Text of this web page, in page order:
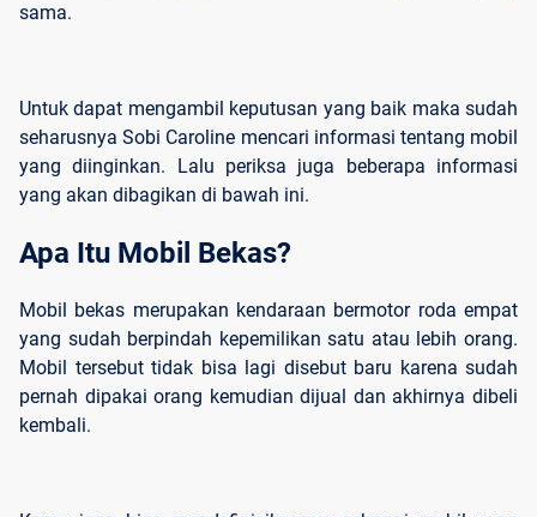
sama.
Untuk dapat mengambil keputusan yang baik maka sudah
seharusnya Sobi Caroline mencari informasi tentang mobil
yang diinginkan. Lalu periksa juga beberapa informasi
yang akan dibagikan di bawah ini.
Apa Itu Mobil Bekas?
Mobil bekas merupakan kendaraan bermotor roda empat
yang sudah berpindah kepemilikan satu atau lebih orang.
Mobil tersebut tidak bisa lagi disebut baru karena sudah
pernah dipakai orang kemudian dijual dan akhirnya dibeli
kembali.